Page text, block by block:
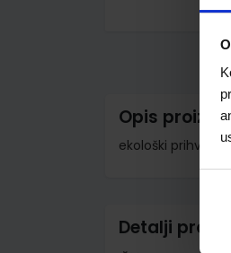
gallery
Opis
ekološki
Detalji